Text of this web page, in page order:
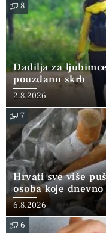
8
Dadilja za
pouzdanu skrb
2.8.2026
7
Hrvati sve više
osoba koje
6.8.2026
6